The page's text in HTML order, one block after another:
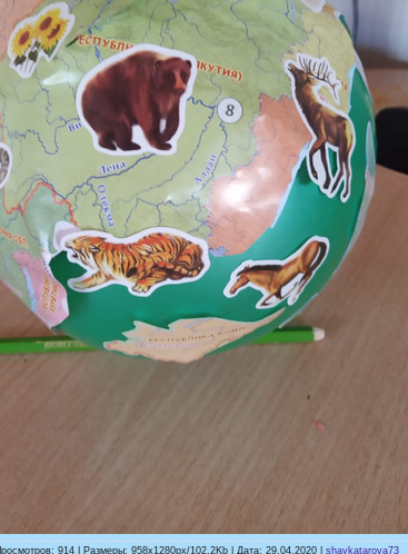
914 | Размеры: 958x1280px/102.2Kb | Дата: 29.04.2020 | shaykatarova73